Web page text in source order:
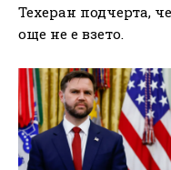
Техеран подчерта,
още не е взето.